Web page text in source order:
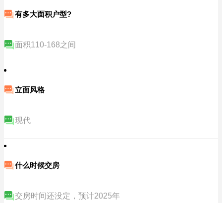
有多大面积户型?
面积110-168之间
立面风格
现代
什么时候交房
交房时间还没定，预计2025年